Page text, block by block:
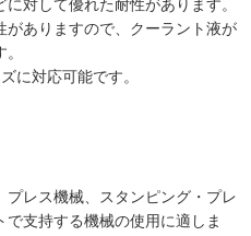
対して優れた耐性があります。
がありますので、クーラント液が
に対応可能です。
レス機械、スタンピング・プレ
支持する機械の使用に適しま